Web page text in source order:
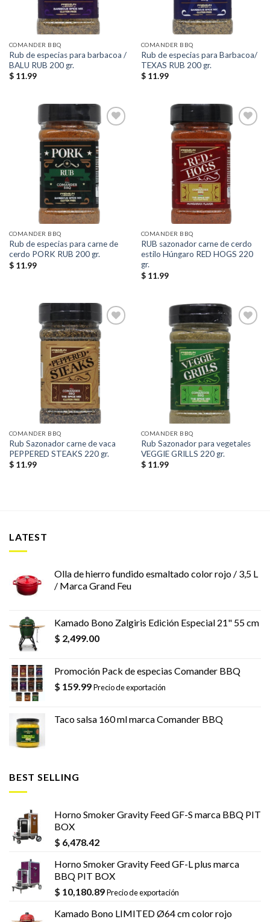
COMANDER BBQ
Rub de especias para barbacoa /
BALU RUB 200 gr.
$11.99
COMANDER BBQ
Rub de especias para Barbacoa/
TEXAS RUB 200 gr.
$11.99
COMANDER BBQ
Rub de especias para carne de
cerdo PORK RUB 200 gr.
$11.99
COMANDER BBQ
RUB sazonador carne de cerdo
estilo Húngaro RED HOGS 220
gr.
$11.99
lista de
deseos
COMANDER BBQ
Rub Sazonador carne de vaca
PEPPERED STEAKS 220 gr.
$11.99
COMANDER BBQ
Rub Sazonador para vegetales
VEGGIE GRILLS 220 gr.
$11.99
LATEST
Olla de hierro fundido esmaltado color rojo / 3,5 L
/ Marca Grand Feu
Kamado Bono Zalgiris Edición Especial 21" 55 cm
$ 2,499.00
Promoción Pack de especias Comander BBQ
$ 159.99Precio de exportación
Taco salsa 160 ml marca Comander BBQ
BEST SELLING
Horno Smoker Gravity Feed GF-S marca BBQ PIT
BOX
$ 6,478.42
Horno Smoker Gravity Feed GF-L plus marca
BBQ PIT BOX
$ 10,180.89Precio de exportación
Kamado Bono LIMITED Ø64 cm color rojo